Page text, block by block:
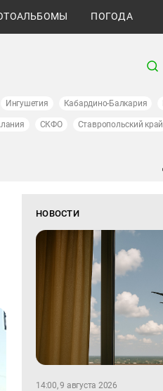
ПОГОДА
Ингушетия Кабардино-Балкария
СКФО Ставропольский край
НОВОСТИ
14:00, 9 августа 2026